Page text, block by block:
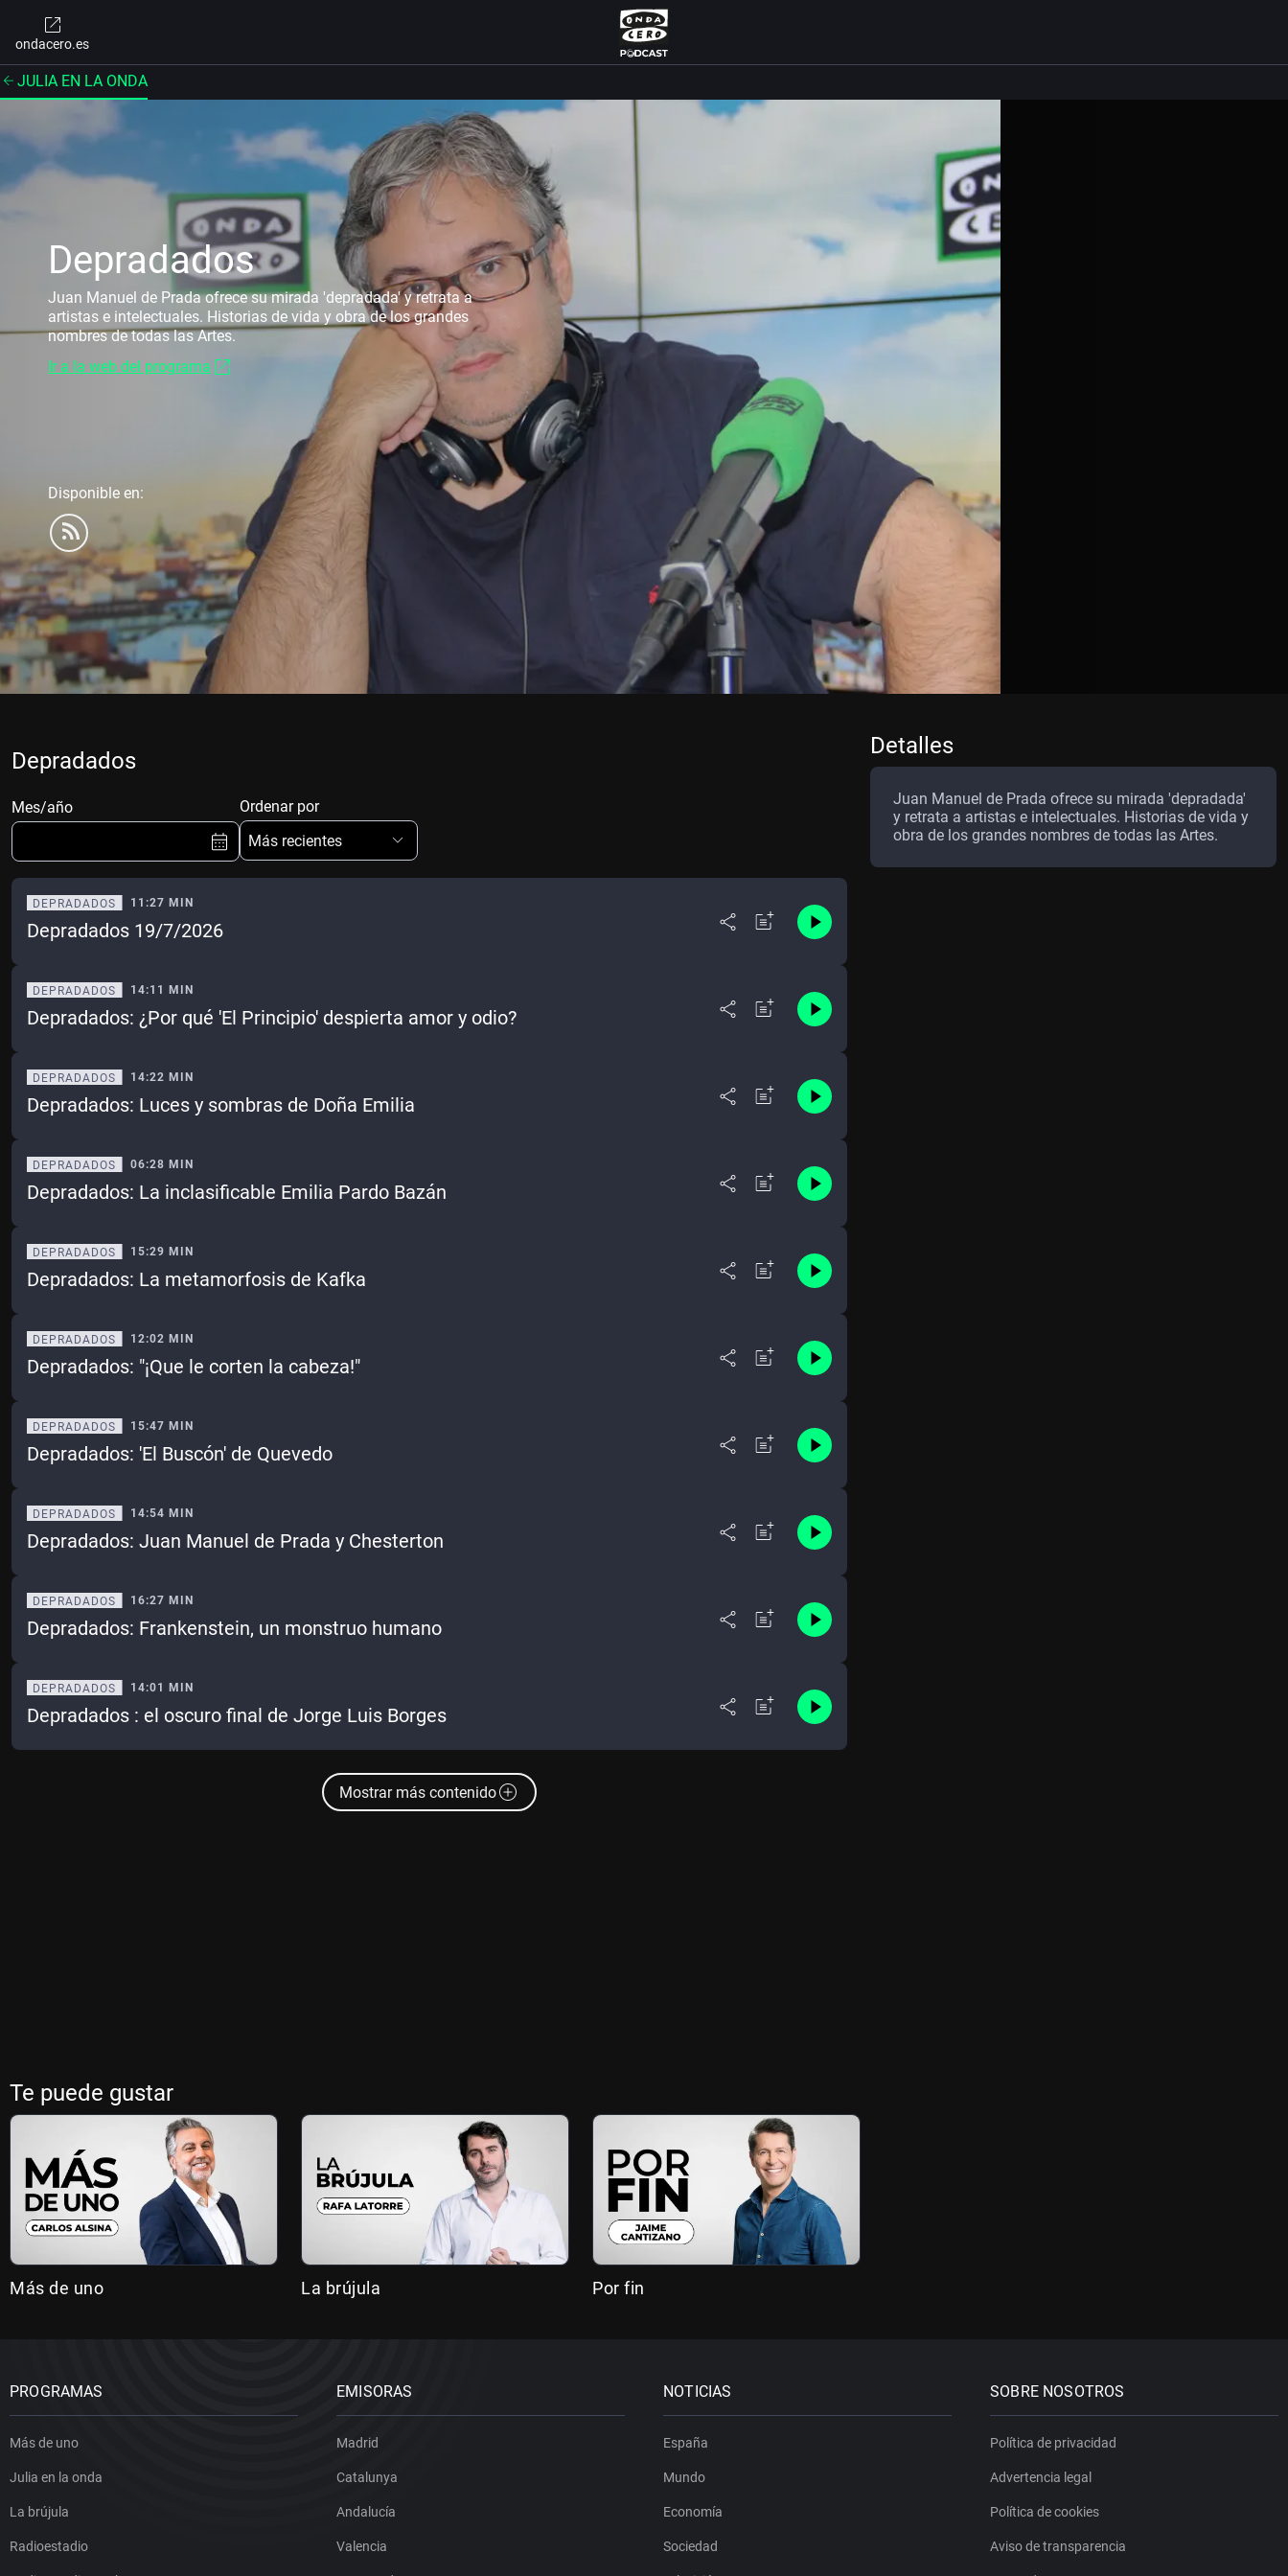
ondacero.es
JULIA EN LA ONDA
Depradados
Juan Manuel de Prada ofrece su mirada 'depradada' y retrata a
artistas e intelectuales. Historias de vida y obra de los grandes
nombres de todas las Artes.
Ir a la web del programa
Disponible en:
Depradados
Mes/año
Ene
May Jun Jul Ago
Sep Oct Nov Dic
Borrar Mes actual
Ordenar por
Más recientes
DEPRADADOS 11:27 MIN
Depradados 19/7/2026
DEPRADADOS 14:11 MIN
Depradados: ¿Por qué 'El Principio' despierta amor y odio?
DEPRADADOS 14:22 MIN
Depradados: Luces y sombras de Doña Emilia
DEPRADADOS 06:28 MIN
Depradados: La inclasificable Emilia Pardo Bazán
DEPRADADOS 15:29 MIN
Depradados: La metamorfosis de Kafka
DEPRADADOS 12:02 MIN
Depradados: "¡Que le corten la cabeza!"
DEPRADADOS 15:47 MIN
Depradados: 'El Buscón' de Quevedo
DEPRADADOS 14:54 MIN
Depradados: Juan Manuel de Prada y Chesterton
DEPRADADOS 16:27 MIN
Depradados: Frankenstein, un monstruo humano
DEPRADADOS 14:01 MIN
Depradados : el oscuro final de Jorge Luis Borges
Mostrar más contenido
Detalles
Juan Manuel de Prada ofrece su mirada 'depradada'
y retrata a artistas e intelectuales. Historias de vida y
obra de los grandes nombres de todas las Artes.
Te puede gustar
Más de uno La brújula Por fin
PROGRAMAS
Más de uno
Julia en la onda
La brújula
Radioestadio
EMISORAS
Madrid
Catalunya
Andalucía
Valencia
NOTICIAS
España
Mundo
Economía
Sociedad
SOBRE NOSOTROS
Política de privacidad
Advertencia legal
Política de cookies
Aviso de transparencia